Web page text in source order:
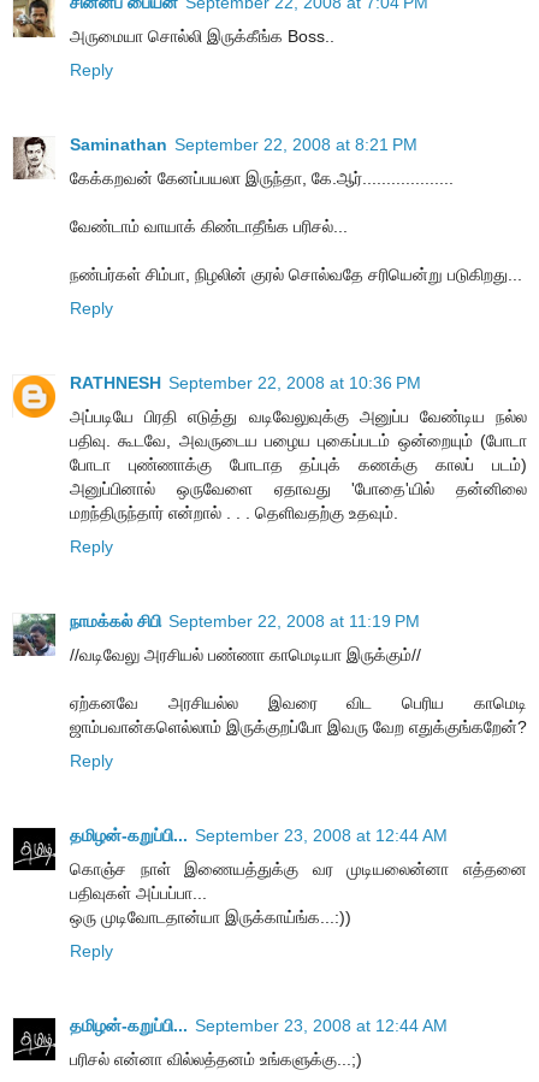
அருமையா சொல்லி இருக்கீங்க Boss..
Reply
Saminathan September 22, 2008 at 8:21 PM
கேக்கறவன் கேனப்பயலா இருந்தா, கே.ஆர்...................
வேண்டாம் வாயாக் கிண்டாதீங்க பரிசல்...
நண்பர்கள் சிம்பா, நிழலின் குரல் சொல்வதே சரியென்று படுகிறது...
Reply
RATHNESH September 22, 2008 at 10:36 PM
அப்படியே பிரதி எடுத்து வடிவேலுவுக்கு அனுப்ப வேண்டிய நல்ல
பதிவு. கூடவே, அவருடைய பழைய புகைப்படம் ஒன்றையும் (போடா
போடா புண்ணாக்கு போடாத தப்புக் கணக்கு காலப் படம்)
அனுப்பினால் ஒருவேளை ஏதாவது 'போதை'யில் தன்னிலை
மறந்திருந்தார் என்றால் . . . தெளிவதற்கு உதவும்.
Reply
நாமக்கல் சிபி September 22, 2008 at 11:19 PM
//வடிவேலு அரசியல் பண்ணா காமெடியா இருக்கும்//
ஏற்கனவே அரசியல்ல இவரை விட பெரிய காமெடி
ஜாம்பவான்களெல்லாம் இருக்குறப்போ இவரு வேற எதுக்குங்கறேன்?
Reply
தமிழன்-கறுப்பி... September 23, 2008 at 12:44 AM
கொஞ்ச நாள் இணையத்துக்கு வர முடியலைன்னா எத்தனை
பதிவுகள் அப்பப்பா...
ஒரு முடிவோடதான்யா இருக்காய்ங்க...:))
Reply
தமிழன்-கறுப்பி... September 23, 2008 at 12:44 AM
பரிசல் என்னா வில்லத்தனம் உங்களுக்கு...;)